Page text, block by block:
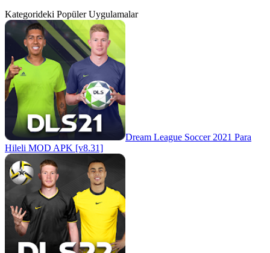
Kategorideki Popüler Uygulamalar
Dream League Soccer 2021 Para
Hileli MOD APK [v8.31]